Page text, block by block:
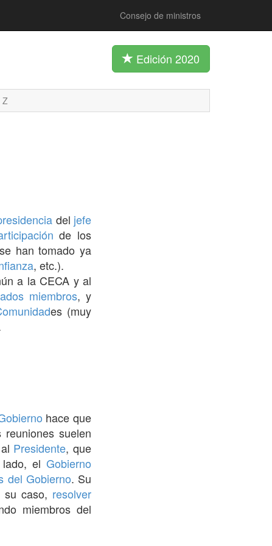
Consejo de ministros
Edición 2020
Z
del jefe
de los
han tomado ya
, etc.).
a la CECA y al
miembros, y
es (muy
hace que
reuniones suelen
Presidente, que
el Gobierno
del Gobierno. Su
su caso, resolver
miembros del